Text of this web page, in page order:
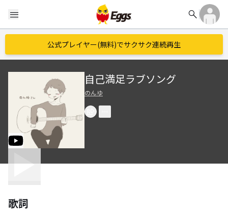
menu search
公式プレイヤー(無料)でサクサク連続再生
自己満足ラブソング
のんゆ
歌詞